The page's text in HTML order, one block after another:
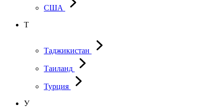
США
Т
Таджикистан
Таиланд
Турция
У